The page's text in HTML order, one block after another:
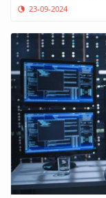
23-09-2024